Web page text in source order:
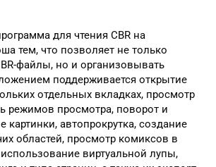
для чтения CBR на
тем, что позволяет не только
файлы, но и организовывать
поддерживается открытие
отдельных вкладках, просмотр
режимов просмотра, поворот и
картинки, автопрокрутка, создание
областей, просмотр комиксов в
виртуальной лупы,